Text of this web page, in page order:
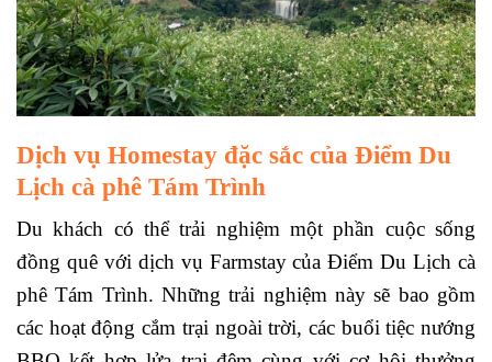
Dịch vụ Homestay đặc sắc của Điểm Du
Lịch cà phê Tám Trình
Du khách có thể trải nghiệm một phần cuộc sống
đồng quê với dịch vụ Farmstay của Điểm Du Lịch cà
phê Tám Trình. Những trải nghiệm này sẽ bao gồm
các hoạt động cắm trại ngoài trời, các buổi tiệc nướng